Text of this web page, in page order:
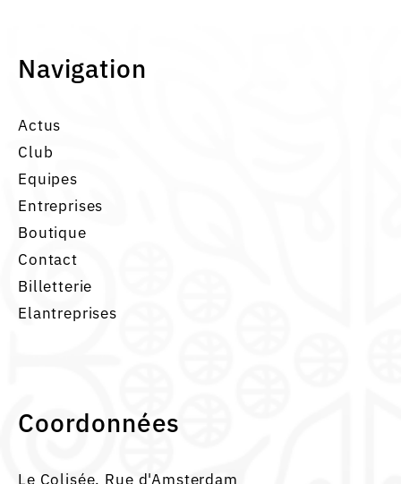
Navigation
Actus
Club
Equipes
Entreprises
Boutique
Contact
Billetterie
Elantreprises
Coordonnées
Le Colisée, Rue d'Amsterdam